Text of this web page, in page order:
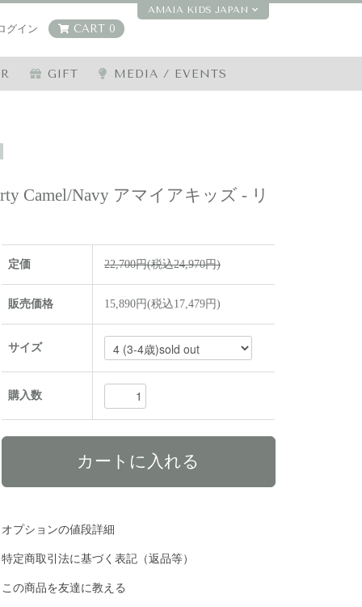
グイン CART 0
AMAIA KIDS JAPAN
GIFT MEDIA / EVENTS
Camel/Navy アマイアキッズ - リ
定価 22,700円(税込24,970円)
販売価格 15,890円(税込17,479円)
サイズ
購入数
オプションの値段詳細
特定商取引法に基づく表記（返品等）
この商品を友達に教える